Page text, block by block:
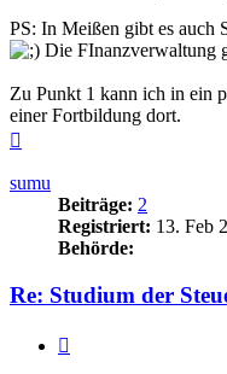
PS: In Meißen gibt es auch
Die FInanzverwaltung
Zu Punkt 1 kann ich in ein
einer Fortbildung dort.
sumu
Beiträge: 2
Registriert: 13. Feb
Behörde:
Re: Studium der